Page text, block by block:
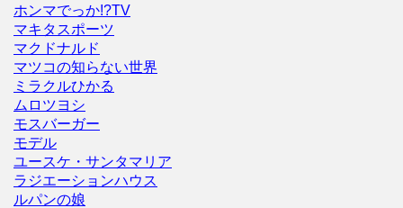
ホンマでっか!?TV
マキタスポーツ
マクドナルド
マツコの知らない世界
ミラクルひかる
ムロツヨシ
モスバーガー
モデル
ユースケ・サンタマリア
ラジエーションハウス
ルパンの娘